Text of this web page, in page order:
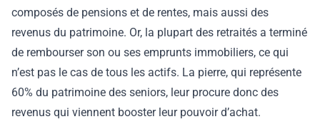
composés de pensions et de rentes, mais aussi des
revenus du patrimoine. Or, la plupart des retraités a terminé
de rembourser son ou ses emprunts immobiliers, ce qui
n’est pas le cas de tous les actifs. La pierre, qui représente
60% du patrimoine des seniors, leur procure donc des
revenus qui viennent booster leur pouvoir d’achat.